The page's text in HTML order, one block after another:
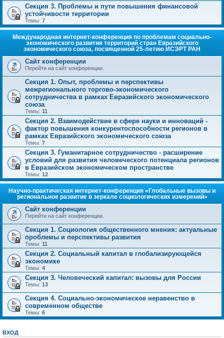
Секция 3. Проблемы и пути повышения финансовой
устойчивости территории
Темы: 7
Международная интернет-конференция по проблемам социально-
экономического развития территорий стран Евразийского
экономического союза, посвященной 25-летию ИСЭРТ РАН
Сайт конференции
Перейти на сайт конференции.
Секция 1. Опыт, проблемы и перспективы
межрегионального торгово-экономического
сотрудничества в рамках Евразийского экономического
союза
Темы: 11
Секция 2. Взаимодействие в сфере науки и инноваций -
фактор повышения конкурентоспособности регионов в
рамках Евразийского экономического союза
Темы: 7
Секция 3. Гуманитарное сотрудничество - расширение
условий для развития человеческого потенциала регионов
в Евразийском экономическом пространстве
Темы: 12
Научно-практическая интернет-конференция «Глобальные вызовы и
региональное развитие в зеркале социологических измерений»
Сайт конференции
Перейти на сайт конференции.
Секция 1. Социология общественного мнения: актуальные
проблемы и перспективы развития
Темы: 11
Секция 2. Социальный капитал в глобализирующейся
экономике
Темы: 4
Секция 3. Человеческий капитал: вызовы для России
Темы: 13
Секция 4. Социально-экономическое неравенство в
современном обществе
Темы: 6
ВХОД